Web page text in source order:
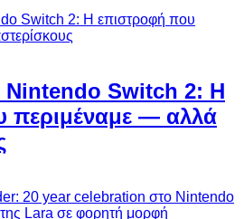
Nintendo Switch 2: Η
περιμέναμε — αλλά